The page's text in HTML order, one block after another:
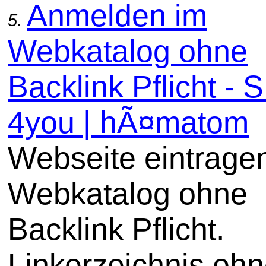
5. Anmelden im
Webkatalog ohne
Backlink Pflicht -
4you | hÃ¤matom
Webseite
Webkatalog ohne
Backlink Pflicht.